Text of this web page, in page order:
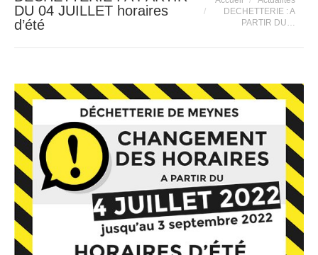
DU 04 JUILLET horaires
d’été
DECHETTERIE : A
PARTIR DU…